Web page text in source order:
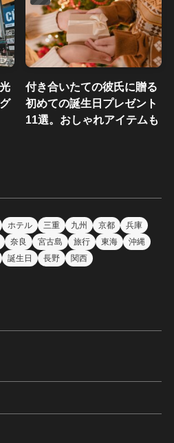
付き合いたての彼氏に贈る
初めての誕生日プレゼント
11選。おしゃれアイテムも
ホテル 三重 九州 京都
兵庫
奈良 宮古島 旅行 東海
沖縄
誕生日 長野 関西